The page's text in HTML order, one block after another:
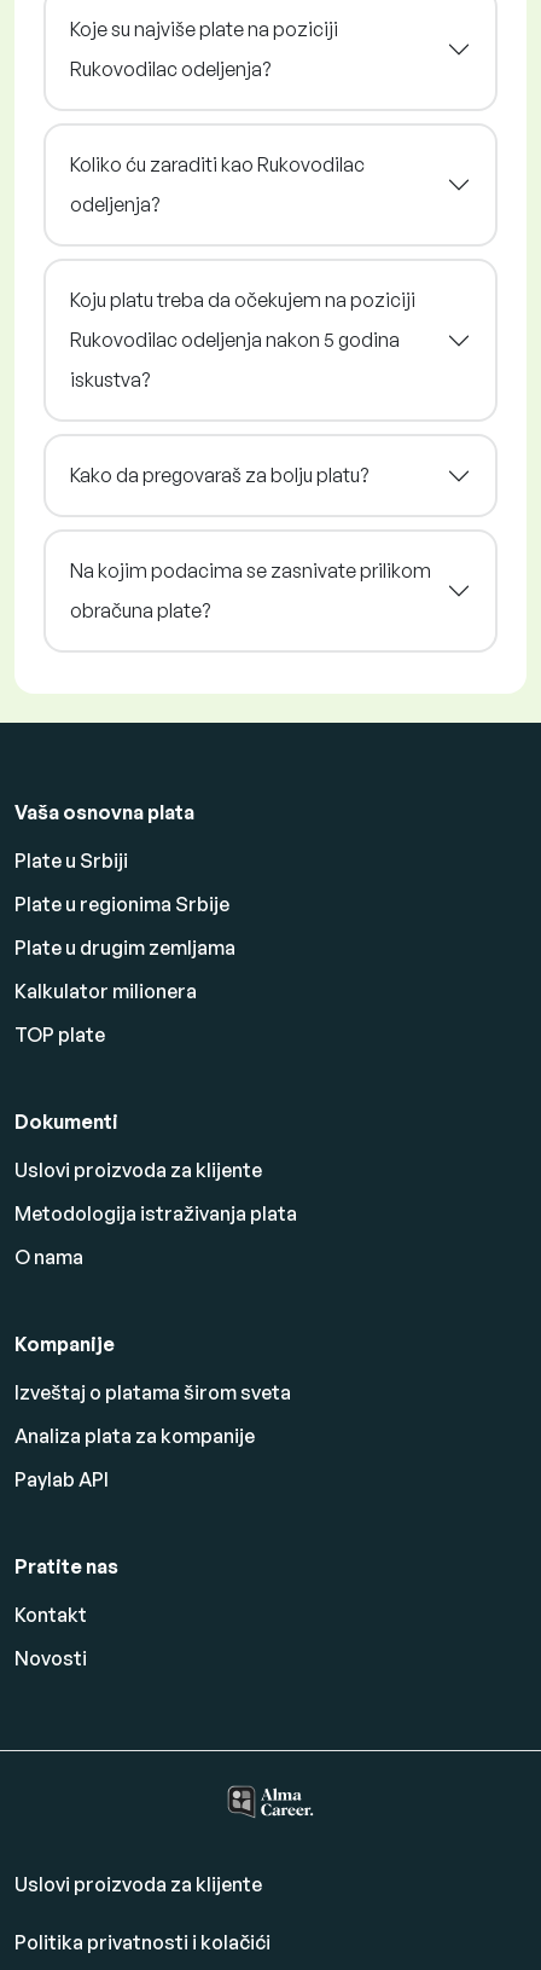
Koje su najviše plate na poziciji
Rukovodilac odeljenja?
Koliko ću zaraditi kao Rukovodilac
odeljenja?
Koju platu treba da očekujem na poziciji
Rukovodilac odeljenja nakon 5 godina
iskustva?
Kako da pregovaraš za bolju platu?
Na kojim podacima se zasnivate prilikom
obračuna plate?
Vaša osnovna plata
Plate u Srbiji
Plate u regionima Srbije
Plate u drugim zemljama
Kalkulator milionera
TOP plate
Dokumenti
Uslovi proizvoda za klijente
Metodologija istraživanja plata
O nama
Kompanije
Izveštaj o platama širom sveta
Analiza plata za kompanije
Paylab API
Pratite nas
Kontakt
Novosti
Uslovi proizvoda za klijente
Politika privatnosti i kolačići